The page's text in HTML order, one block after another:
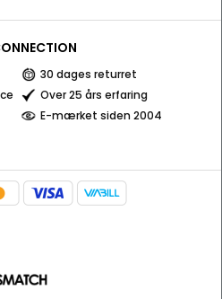
30 dages returret
Over 25 års erfaring
E-mærket siden 2004